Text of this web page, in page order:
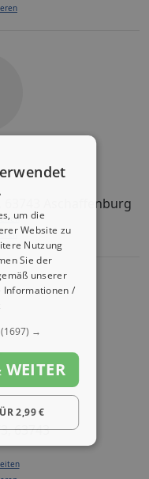
63743 Aschaffenburg
63743
um die
Website zu
Nutzung
Sie der
unserer
Informationen /
(1697) →
2,99 €